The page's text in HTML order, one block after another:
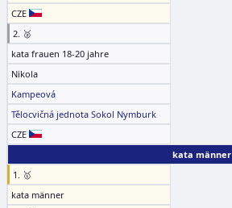
CZE
2. 🥈
kata frauen 18-20 jahre
Nikola
Kampeová
Tělocvičná jednota Sokol Nymburk
CZE
kata männer
1. 🥇
kata männer